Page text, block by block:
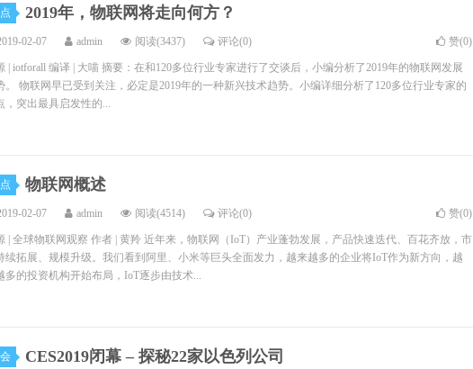
2019年，物联网将走向何方？
02-07 admin 阅读(3437) 评论(0) 赞(0)
| iotforall 编译 | 大喵 摘要：在和120多位行业专家进行了交谈后，小编分析了2019年的物联网发展
。 物联网早已受到关注，必定是2019年的一种新兴技术趋势。小编详细分析了120多位行业专家的
，突出最具启发性的...
物联网概述
02-07 admin 阅读(4514) 评论(0) 赞(0)
| 全球物联网观察 作者 | 黄羚 近年来，物联网（IoT）产业蓬勃发展，产品快速迭代、百花齐放，市
续拓展、规模升级。我们看到阿里、小米等巨头全面发力，越来越多的企业将IoT作为新方向，越
多的投资机构开始布局，IoT逐步由技术...
CES2019闭幕 – 探秘22家以色列公司